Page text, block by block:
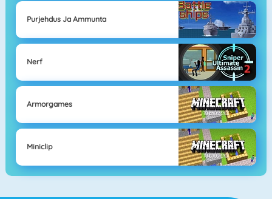
Purjehdus Ja Ammunta
Nerf
Armorgames
Miniclip